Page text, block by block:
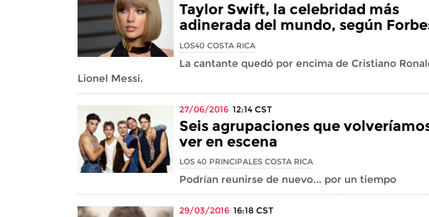
Taylor Swift, la celebridad más
adinerada del mundo, según
LOS40 COSTA RICA
La cantante quedó por encima de Cristiano
Lionel Messi.
27/06/2016 12:14 CST
Seis agrupaciones que
ver en escena
LOS 40 PRINCIPALES COSTA RICA
Podrían reunirse de nuevo... por un tiempo
29/03/2016 16:18 CST